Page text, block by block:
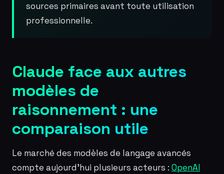
sources primaires avant toute utilisation
professionnelle.
Claude face aux autres
modèles de
raisonnement : une
comparaison utile
Le marché des modèles de langage avancés
compte aujourd’hui plusieurs acteurs : OpenAI